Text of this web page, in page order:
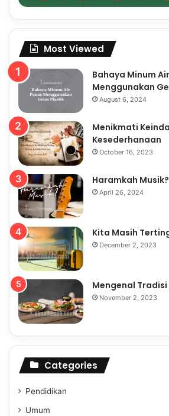
Most Viewed
Bahaya Minum
Menggunakan
August 6, 2024
Menikmati
Kesederhanaan
October 16, 2023
Haramkah Musik?
April 26, 2024
Kita Masih
December 2, 2023
Mengenal
November 2, 2023
Categories
Pendidikan
Umum